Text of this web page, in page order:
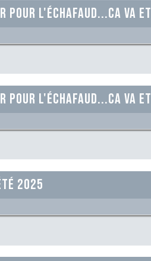
pour l'échafaud...Ca va
pour l'échafaud...Ca va
2025